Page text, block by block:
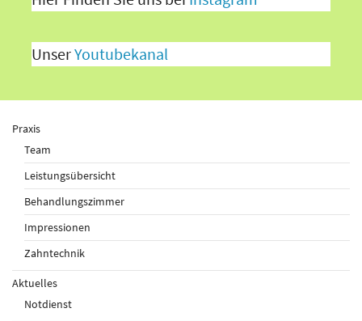
UnserYoutubekanal
Praxis
Team
Leistungsübersicht
Behandlungszimmer
Impressionen
Zahntechnik
Aktuelles
Notdienst